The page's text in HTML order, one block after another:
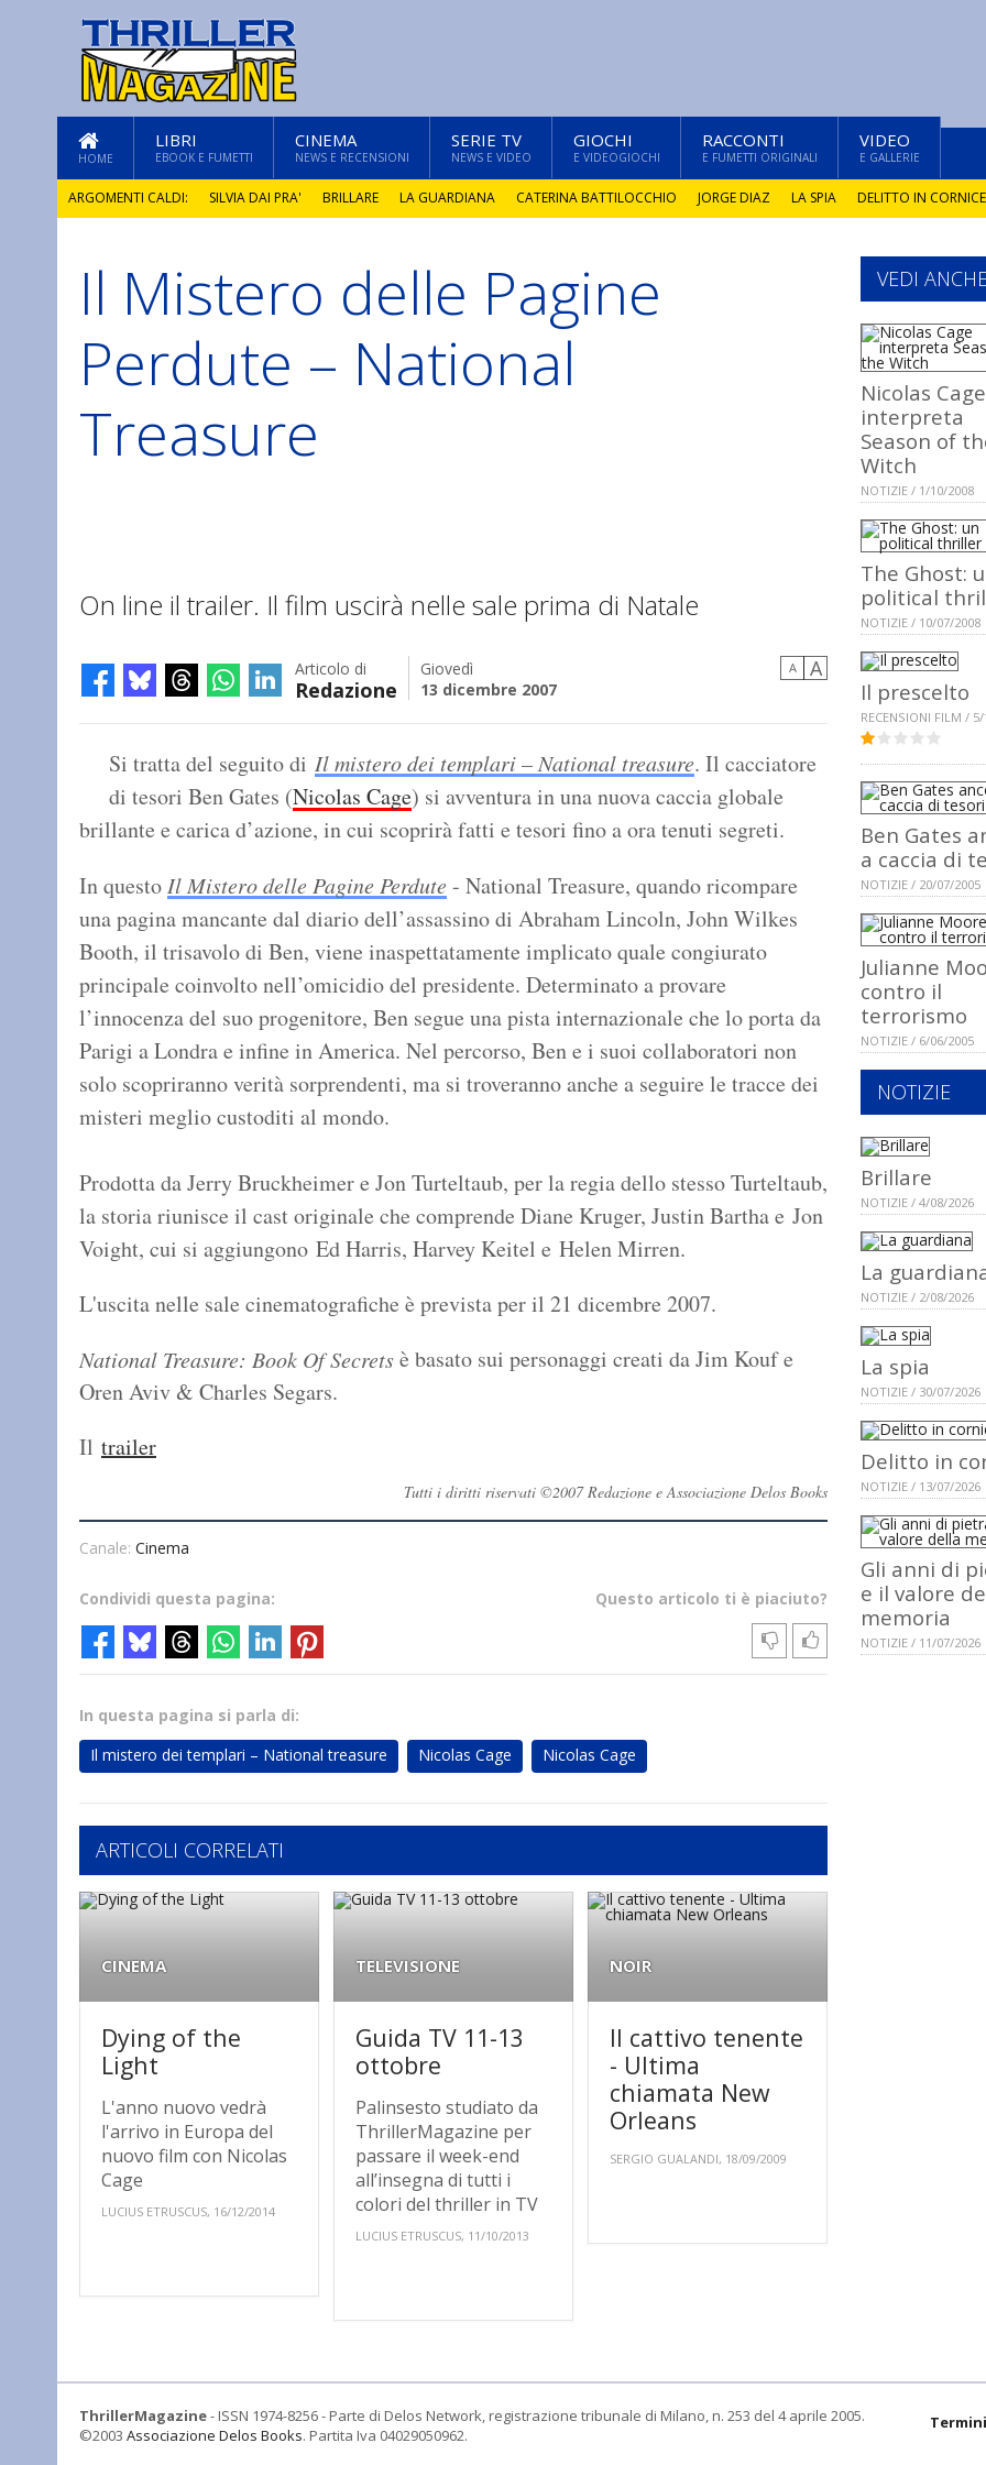
HOME
LIBRI
EBOOK E FUMETTI
CINEMA
NEWS E RECENSIONI
SERIE TV
NEWS E VIDEO
GIOCHI
E VIDEOGIOCHI
RACCONTI
E FUMETTI ORIGINALI
VIDEO
E GALLERIE
ARGOMENTI CALDI: SILVIA DAI PRA' BRILLARE LA GUARDIANA CATERINA BATTILOCCHIO JORGE DIAZ LA SPIA DELITTO IN CORNICE
GLI ANNI DI PIETRA
Il Mistero delle Pagine
Perdute – National
Treasure
On line il trailer. Il film uscirà nelle sale prima di Natale
Articolo di
Redazione
Giovedì
13 dicembre 2007
A A
Si tratta del seguito di Il mistero dei templari – National treasure. Il cacciatore
di tesori Ben Gates (Nicolas Cage) si avventura in una nuova caccia globale
brillante e carica d’azione, in cui scoprirà fatti e tesori fino a ora tenuti segreti.
In questoIl Mistero delle Pagine Perdute - National Treasure, quando ricompare
una pagina mancante dal diario dell’assassino di Abraham Lincoln, John Wilkes
Booth, il trisavolo di Ben, viene inaspettatamente implicato quale congiurato
principale coinvolto nell’omicidio del presidente. Determinato a provare
l’innocenza del suo progenitore, Ben segue una pista internazionale che lo porta da
Parigi a Londra e infine in America. Nel percorso, Ben e i suoi collaboratori non
solo scopriranno verità sorprendenti, ma si troveranno anche a seguire le tracce dei
misteri meglio custoditi al mondo.
Prodotta da Jerry Bruckheimer e Jon Turteltaub, per la regia dello stesso Turteltaub,
la storia riunisce il cast originale che comprende Diane Kruger, Justin Bartha e Jon
Voight, cui si aggiungono Ed Harris, Harvey Keitel e Helen Mirren.
L'uscita nelle sale cinematografiche è prevista per il 21 dicembre 2007.
National Treasure: Book Of Secretsè basato sui personaggi creati da Jim Kouf e
Oren Aviv & Charles Segars.
Il trailer
Tutti i diritti riservati ©2007 Redazione e Associazione Delos Books
Canale: Cinema
Questo articolo ti è piaciuto?
Condividi questa pagina:
In questa pagina si parla di:
Il mistero dei templari – National treasure
Nicolas Cage Nicolas Cage
ARTICOLI CORRELATI
CINEMA
Dying of the
Light
L'anno nuovo vedrà
l'arrivo in Europa del
nuovo film con Nicolas
Cage
LUCIUS ETRUSCUS, 16/12/2014
TELEVISIONE
Guida TV 11-13
ottobre
Palinsesto studiato da
ThrillerMagazine per
passare il week-end
all’insegna di tutti i
colori del thriller in TV
LUCIUS ETRUSCUS, 11/10/2013
NOIR
Il cattivo tenente
- Ultima
chiamata New
Orleans
SERGIO GUALANDI, 18/09/2009
VEDI ANCHE
Nicolas Cage
interpreta
Season of
Witch
NOTIZIE / 1/10/2008
The Ghost:
political
NOTIZIE / 10/07/2008
Il prescelto
RECENSIONI FILM /
Ben Gates
a caccia di
NOTIZIE / 20/07/2005
Julianne
contro il
terrorismo
NOTIZIE / 6/06/2005
NOTIZIE
Brillare
NOTIZIE / 4/08/2026
La
NOTIZIE / 2/08/2026
La spia
NOTIZIE / 30/07/2026
Delitto in
NOTIZIE / 13/07/2026
Gli anni di
e il valore
memoria
NOTIZIE / 11/07/2026
ThrillerMagazine- ISSN 1974-8256 - Parte di Delos Network, registrazione tribunale di Milano, n. 253 del 4 aprile 2005.
©2003 Associazione Delos Books. Partita Iva 04029050962.